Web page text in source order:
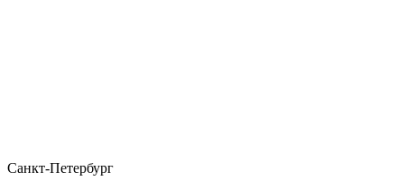
Санкт-Петербург